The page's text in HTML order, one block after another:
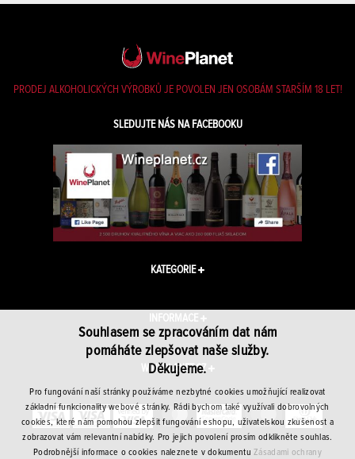
PRODEJ ALKOHOLICKÝCH VÝROBKŮ JE POVOLEN JEN OSOBÁM STARŠÍM 18 LET!
SLEDUJTE NÁS NA FACEBOOKU
KATEGORIE
INFORMACE
WINEPLANET.CZ
Souhlasem se zpracováním dat nám
pomáháte zlepšovat naše služby.
Děkujeme.
Pro fungování naší stránky používáme nezbytné cookies umožňující realizovat
základní funkcionality webové stránky. Rádi bychom také využívali dobrovolných
cookies, které nám pomohou zlepšit fungování eshopu, uživatelskou zkušenost a
zobrazovat vám relevantní nabídky. Pro jejich povolení prosím odklikněte souhlas.
Podrobnější informace o cookies naleznete v dokumentuZásadami ochrany